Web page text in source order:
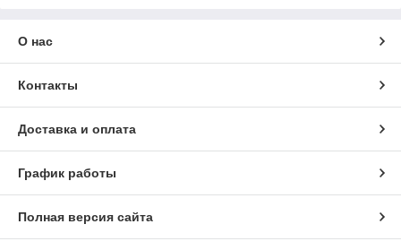
О нас
Контакты
Доставка и оплата
График работы
Полная версия сайта